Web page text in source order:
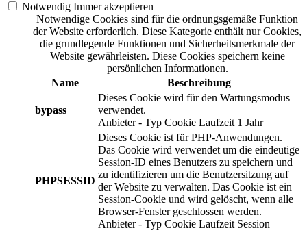
Notwendig Immer akzeptieren
Notwendige Cookies sind für die ordnungsgemäße Funktion
der Website erforderlich. Diese Kategorie enthält nur Cookies,
die grundlegende Funktionen und Sicherheitsmerkmale der
Website gewährleisten. Diese Cookies speichern keine
persönlichen Informationen.
Name
Beschreibung
bypass
Dieses Cookie wird für den Wartungsmodus
verwendet.
Anbieter - Typ Cookie Laufzeit 1 Jahr
PHPSESSID
Dieses Cookie ist für PHP-Anwendungen.
Das Cookie wird verwendet um die eindeutige
Session-ID eines Benutzers zu speichern und
zu identifizieren um die Benutzersitzung auf
der Website zu verwalten. Das Cookie ist ein
Session-Cookie und wird gelöscht, wenn alle
Browser-Fenster geschlossen werden.
Anbieter - Typ Cookie Laufzeit Session